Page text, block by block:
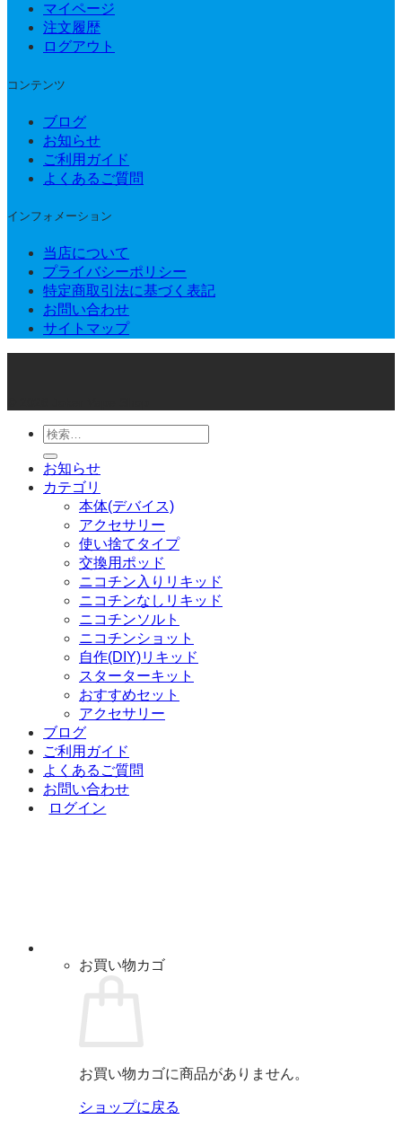
マイページ
注文履歴
ログアウト
コンテンツ
ブログ
お知らせ
ご利用ガイド
よくあるご質問
インフォメーション
当店について
プライバシーポリシー
特定商取引法に基づく表記
お問い合わせ
サイトマップ
検
索
対
象:
お知らせ
カテゴリ
本体(デバイス)
アクセサリー
使い捨てタイプ
交換用ポッド
ニコチン入りリキッド
ニコチンなしリキッド
ニコチンソルト
ニコチンショット
自作(DIY)リキッド
スターターキット
おすすめセット
アクセサリー
ブログ
ご利用ガイド
よくあるご質問
お問い合わせ
ログイン
お買い物カゴ
お買い物カゴに商品がありません。
ショップに戻る